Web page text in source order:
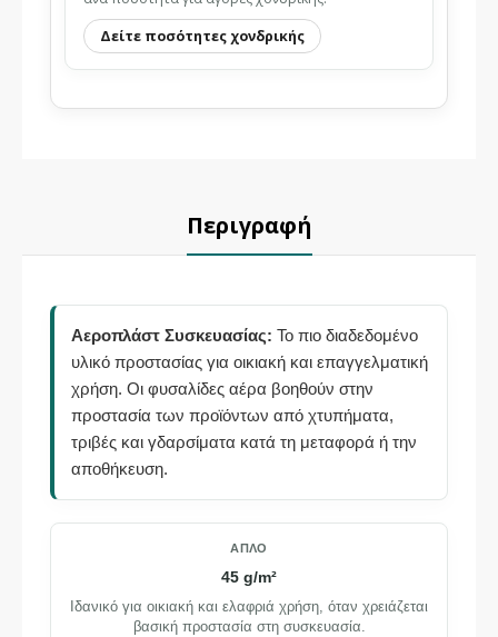
Δείτε ποσότητες χονδρικής
Περιγραφή
Αεροπλάστ Συσκευασίας: Το πιο διαδεδομένο
υλικό προστασίας για οικιακή και επαγγελματική
χρήση. Οι φυσαλίδες αέρα βοηθούν στην
προστασία των προϊόντων από χτυπήματα,
τριβές και γδαρσίματα κατά τη μεταφορά ή την
αποθήκευση.
ΑΠΛΌ
45 g/m²
Ιδανικό για οικιακή και ελαφριά χρήση, όταν χρειάζεται
βασική προστασία στη συσκευασία.